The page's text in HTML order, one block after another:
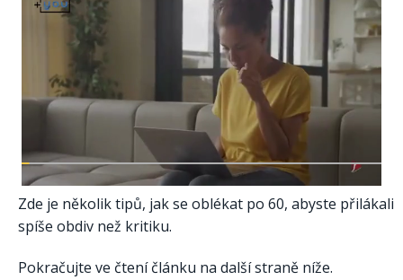
Zde je několik tipů, jak se oblékat po 60, abyste přilákali
spíše obdiv než kritiku.
Pokračujte ve čtení článku na další straně níže.